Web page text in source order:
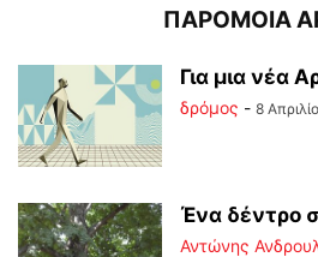
ΠΑΡΟΜΟΙΑ
Για μια νέα
δρόμος - 8
Ένα δέντρο
Αντώνης